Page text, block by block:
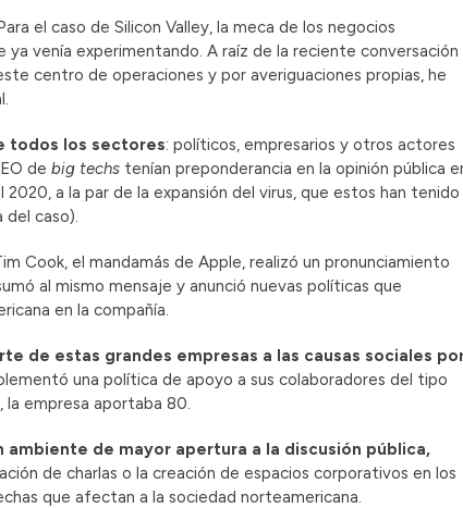
el caso de Silicon Valley, la meca de los negocios
venía experimentando. A raíz de la reciente conversación
centro de operaciones y por averiguaciones propias, he
todos los sectores: políticos, empresarios y otros actores
de big techs tenían preponderancia en la opinión pública
a la par de la expansión del virus, que estos han tenido
caso).
Cook, el mandamás de Apple, realizó un pronunciamiento
al mismo mensaje y anunció nuevas políticas que
en la compañía.
de estas grandes empresas a las causas sociales
una política de apoyo a sus colaboradores del tipo
la empresa aportaba 80.
de mayor apertura a la discusión pública,
de charlas o la creación de espacios corporativos en los
que afectan a la sociedad norteamericana.